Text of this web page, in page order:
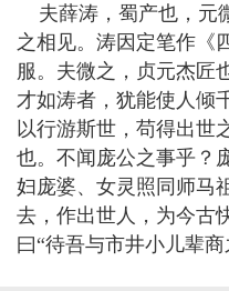
夫薛涛，蜀产也，元
之相见。涛因定笔作《
服。夫微之，贞元杰匠
才如涛者，犹能使人倾
以行游斯世，苟得出世
也。不闻庞公之事乎？
妇庞婆、女灵照同师马
去，作出世人，为今古
曰“待吾与市井小儿辈商